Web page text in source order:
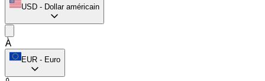
USD - Dollar américain
À
EUR - Euro